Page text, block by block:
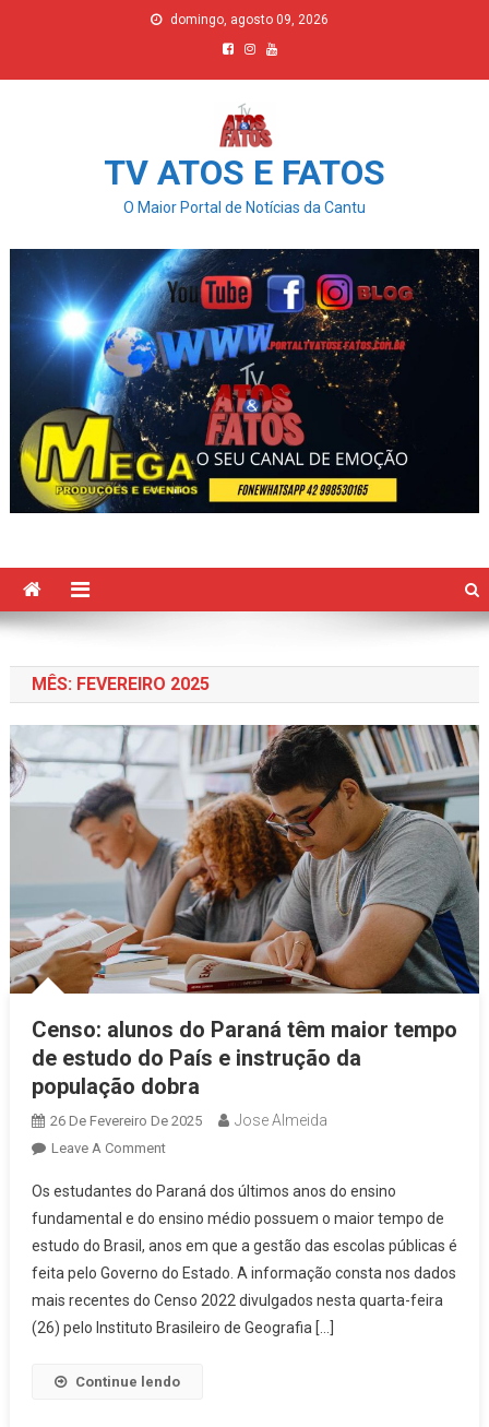
domingo, agosto 09, 2026
TV ATOS E FATOS
O Maior Portal de Notícias da Cantu
MÊS: FEVEREIRO 2025
Censo: alunos do Paraná têm maior tempo
de estudo do País e instrução da
população dobra
26 De Fevereiro De 2025 Jose Almeida
Leave A CommentOn
Alunos
Do
Paraná
Têm
Maior
Tempo
Estudo
Os estudantes do Paraná dos últimos anos do ensino
fundamental e do ensino médio possuem o maior tempo de
estudo do Brasil, anos em que a gestão das escolas públicas é
feita pelo Governo do Estado. A informação consta nos dados
mais recentes do Censo 2022 divulgados nesta quarta-feira
(26) pelo Instituto Brasileiro de Geografia […]
Continue lendo